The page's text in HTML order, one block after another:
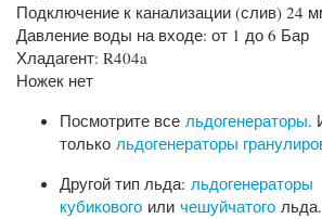
Подключение к канализации (слив) 24
Давление воды на входе: от 1 до 6 Бар
Хладагент: R404a
Ножек нет
Посмотрите все льдогенераторы.
только льдогенераторы
Другой тип льда: льдогенераторы
кубикового или чешуйчатого льда.